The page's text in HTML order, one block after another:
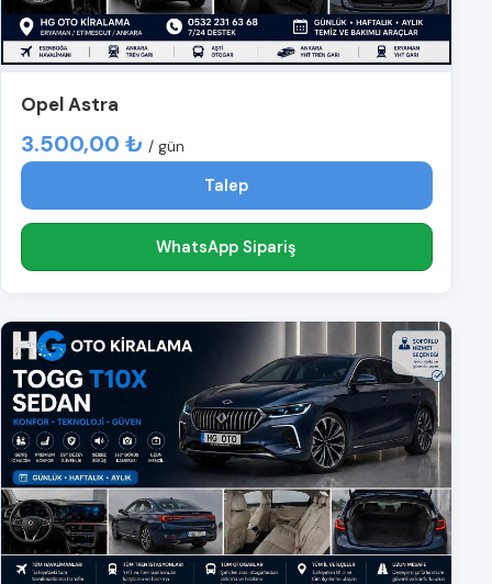
Opel Astra
3.500,00 ₺ / gün
Talep
WhatsApp Sipariş